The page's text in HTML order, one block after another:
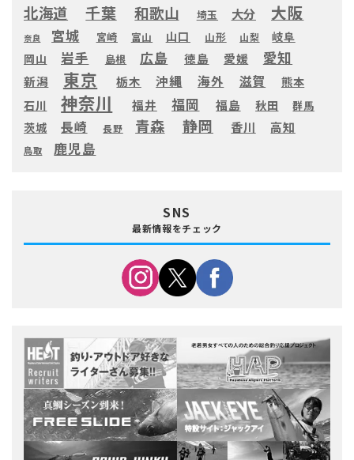
北海道 千葉 和歌山 埼玉 大分 大阪
奈良 宮城 宮崎 富山 山口 山形 山梨
岐阜
岡山
岩手 島根 広島 徳島 愛媛 愛知
新潟 東京 栃木 沖縄 海外 滋賀
熊本
石川
神奈川 福井 福岡 福島 秋田 群馬
茨城 長崎 長野 青森 静岡 香川 高知
鳥取 鹿児島
SNS
最新情報をチェック